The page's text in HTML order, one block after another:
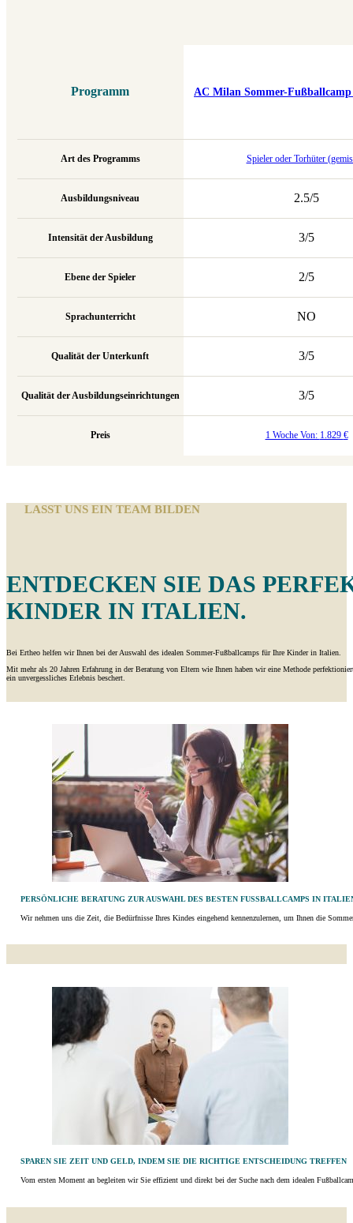
Programm
Art des Programms
Ausbildungsniveau
Intensität der Ausbildung
Ebene der Spieler
Sprachunterricht
Qualität der Unterkunft
Qualität der Ausbildungseinrichtungen
Preis
AC Milan Sommer-
Spieler oder Torhüter
2.5/5
3/5
2/5
NO
3/5
3/5
1 Woche Von: 1.829 €
LASST UNS EIN TEAM BILDEN
ENTDECKEN SIE DAS
INDER IN ITALIEN.
Bei Ertheo helfen wir Ihnen bei der Auswahl des idealen Sommer-Fußballcamps für Ihre Kinder in Italien.
Mit mehr als 20 Jahren Erfahrung in der Beratung von Eltern wie Ihnen haben wir eine Methode
ein unvergessliches Erlebnis beschert.
PERSÖNLICHE BERATUNG ZUR AUSWAHL DES BESTEN FUSSBALLCAMPS IN ITALIEN
Wir nehmen uns die Zeit, die Bedürfnisse Ihres Kindes eingehend kennenzulernen, um Ihnen die
SPAREN SIE ZEIT UND GELD, INDEM SIE DIE RICHTIGE ENTSCHEIDUNG TREFFEN
Vom ersten Moment an begleiten wir Sie effizient und direkt bei der Suche nach dem idealen